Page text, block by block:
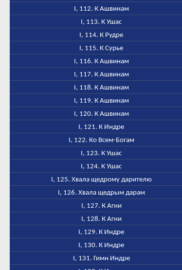
I, 112. К Ашвинам
I, 113. К Ушас
I, 114. К Рудре
I, 115. К Сурье
I, 116. К Ашвинам
I, 117. К Ашвинам
I, 118. К Ашвинам
I, 119. К Ашвинам
I, 120. К Ашвинам
I, 121. К Индре
I, 122. Ко Всем-Богам
I, 123. К Ушас
I, 124. К Ушас
I, 125. Хвала щедрому дарителю
I, 126. Хвала щедрым дарам
I, 127. К Агни
I, 128. К Агни
I, 129. К Индре
I, 130. К Индре
I, 131. Гимн Индре